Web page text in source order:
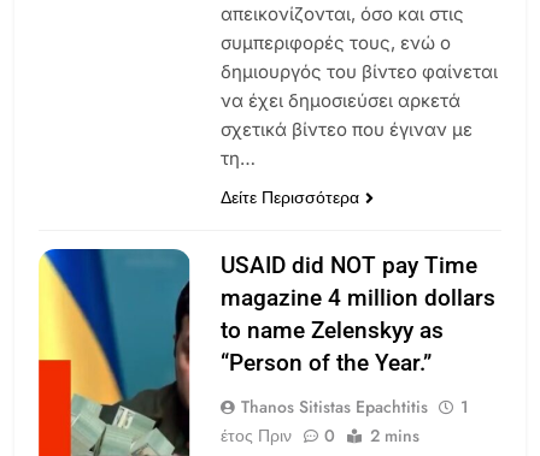
απεικονίζονται, όσο και στις
συμπεριφορές τους, ενώ ο
δημιουργός του βίντεο φαίνεται
να έχει δημοσιεύσει αρκετά
σχετικά βίντεο που έγιναν με
τη…
Δείτε Περισσότερα
USAID did NOT pay Time
magazine 4 million dollars
to name Zelenskyy as
“Person of the Year.”
Thanos Sitistas Epachtitis
1
έτος Πριν
0 2 mins